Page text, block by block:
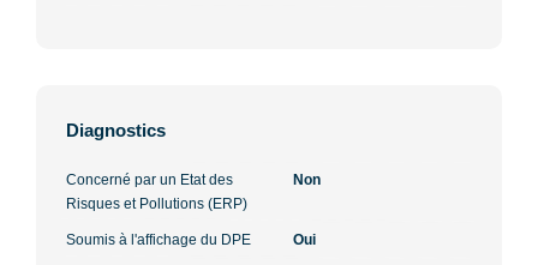
Diagnostics
Concerné par un Etat des
Risques et Pollutions (ERP)
Non
Soumis à l'affichage du DPE Oui